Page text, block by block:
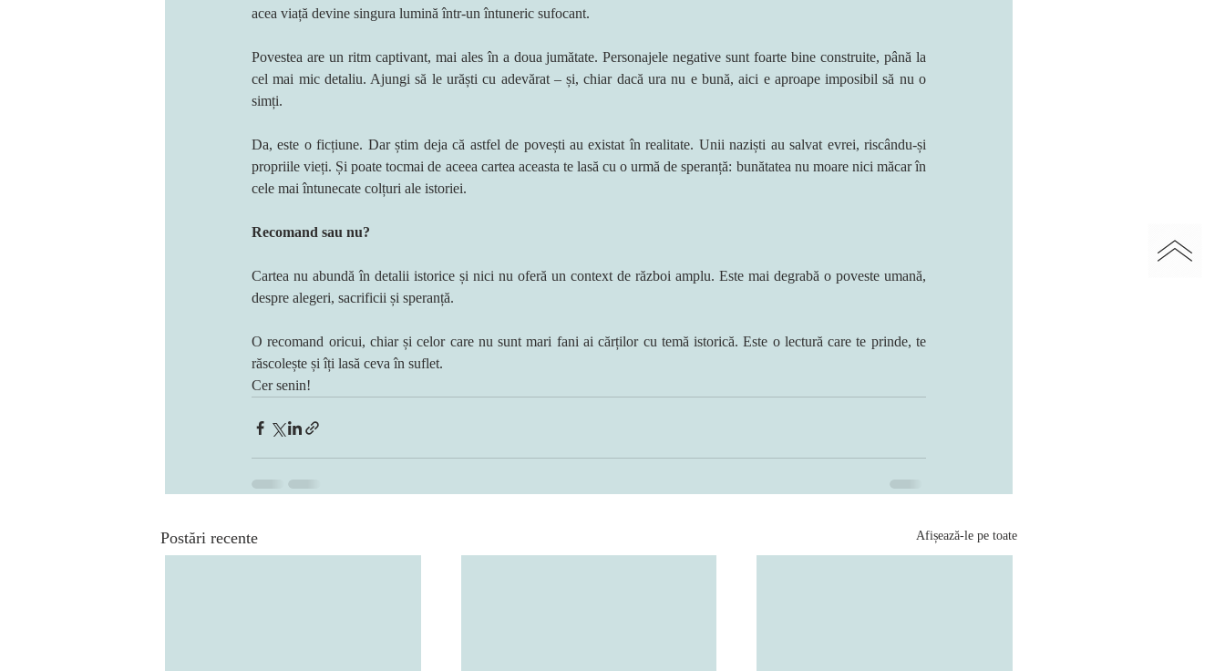
acea viață devine singura lumină într-un întuneric sufocant.
Povestea are un ritm captivant, mai ales în a doua jumătate. Personajele negative sunt foarte bine construite, până la
cel mai mic detaliu. Ajungi să le urăști cu adevărat – și, chiar dacă ura nu e bună, aici e aproape imposibil să nu o
simți.
Da, este o ficțiune. Dar știm deja că astfel de povești au existat în realitate. Unii naziști au salvat evrei, riscându-și
propriile vieți. Și poate tocmai de aceea cartea aceasta te lasă cu o urmă de speranță: bunătatea nu moare nici măcar în
cele mai întunecate colțuri ale istoriei.
Recomand sau nu?
Cartea nu abundă în detalii istorice și nici nu oferă un context de război amplu. Este mai degrabă o poveste umană,
despre alegeri, sacrificii și speranță.
O recomand oricui, chiar și celor care nu sunt mari fani ai cărților cu temă istorică. Este o lectură care te prinde, te
răscolește și îți lasă ceva în suflet.
Cer senin!
Postări recente Afișează-le pe toate